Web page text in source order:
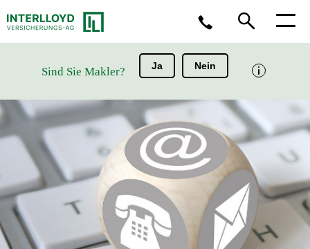
Sie haben Fragen?
(0211) 963 - 3099
Sie möchten einen Schaden melden?
Schaden melden
Sind Sie Makler? Ja Nein